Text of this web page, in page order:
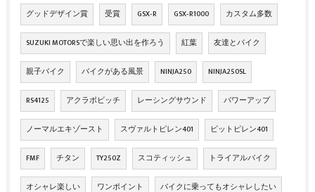
グッドデザイン賞 受賞 GSX‐R GSX‐R1000 カスタム多数
SUZUKI MOTORSで楽しい思い出を作ろう 紅葉 友達とバイク
親子バイク バイクがある風景 NINJA250 NINJA250SL
RS4125 アクラボビッチ レーシングサウンド パワーアップ
ノーマルエキゾースト スヴァルトピレン401 ビットピレン401
FMF チタン TY250Z スコティッシュ トライアルバイク
オシャレ楽しい ワンポイント バイクに乗ってもオシャレしたい